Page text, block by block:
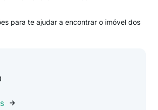
para te ajudar a encontrar o imóvel dos